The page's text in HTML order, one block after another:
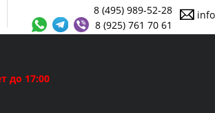
8 (495) 989-52-28
8 (925) 761 70 61
до 17:00